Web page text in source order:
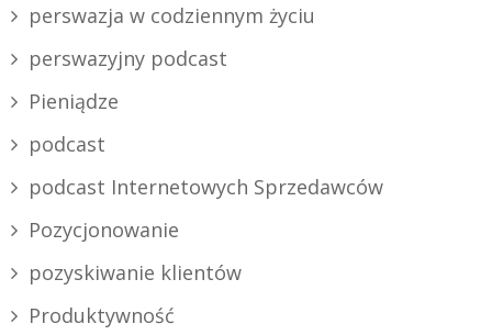
perswazja w codziennym życiu
perswazyjny podcast
Pieniądze
podcast
podcast Internetowych Sprzedawców
Pozycjonowanie
pozyskiwanie klientów
Produktywność